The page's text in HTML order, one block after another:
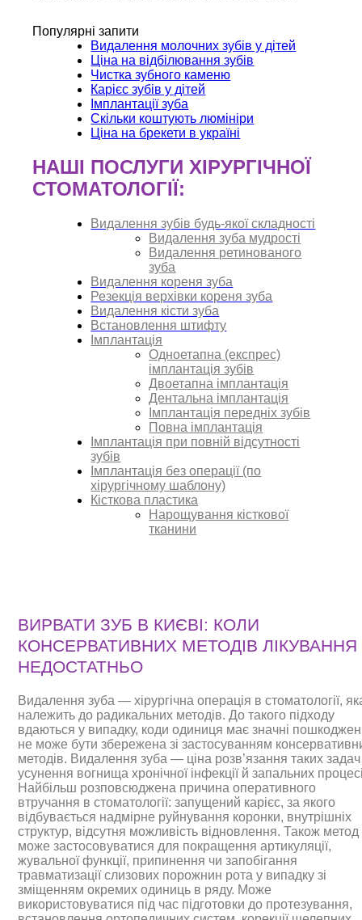
Популярні запити
Видалення молочних зубів у дітей
Ціна на відбілювання зубів
Чистка зубного каменю
Карієс зубів у дітей
Імплантації зуба
Скільки коштують люмініри
Ціна на брекети в україні
НАШІ ПОСЛУГИ ХІРУРГІЧНОЇ
СТОМАТОЛОГІЇ:
Видалення зубів будь-якої складності
Видалення зуба мудрості
Видалення ретинованого
зуба
Видалення кореня зуба
Резекція верхівки кореня зуба
Видалення кісти зуба
Встановлення штифту
Імплантація
Одноетапна (експрес)
імплантація зубів
Двоетапна імплантація
Дентальна імплантація
Імплантація передніх зубів
Повна імплантація
Імплантація при повній відсутності
зубів
Імплантація без операції (по
хірургічному шаблону)
Кісткова пластика
Нарощування кісткової
тканини
ВИРВАТИ ЗУБ В КИЄВІ: КОЛИ
КОНСЕРВАТИВНИХ МЕТОДІВ ЛІКУВАННЯ
НЕДОСТАТНЬО
Видалення зуба — хірургічна операція в стоматології,
належить до радикальних методів. До такого підходу
вдаються у випадку, коди одиниця має значні
не може бути збережена зі застосуванням
методів. Видалення зуба — ціна розв’язання таких
усунення вогнища хронічної інфекції й запальних
Найбільш розповсюджена причина оперативного
втручання в стоматології: запущений карієс, за якого
відбувається надмірне руйнування коронки, внутрішніх
структур, відсутня можливість відновлення. Також метод
може застосовуватися для покращення артикуляції,
жувальної функції, припинення чи запобігання
травматизації слизових порожнин рота у випадку зі
зміщенням окремих одиниць в ряду. Може
використовуватися під час підготовки до протезування,